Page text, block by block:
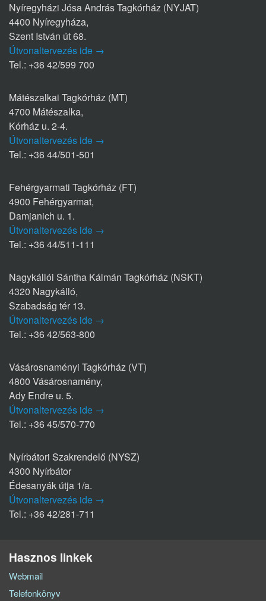
Nyíregyházi Jósa András Tagkórház (NYJAT)
4400 Nyíregyháza,
Szent István út 68.
Útvonaltervezés ide →
Tel.: +36 42/599 700
Mátészalkai Tagkórház (MT)
4700 Mátészalka,
Kórház u. 2-4.
Útvonaltervezés ide →
Tel.: +36 44/501-501
Fehérgyarmati Tagkórház (FT)
4900 Fehérgyarmat,
Damjanich u. 1.
Útvonaltervezés ide →
Tel.: +36 44/511-111
Nagykállói Sántha Kálmán Tagkórház (NSKT)
4320 Nagykálló,
Szabadság tér 13.
Útvonaltervezés ide →
Tel.: +36 42/563-800
Vásárosnaményi Tagkórház (VT)
4800 Vásárosnamény,
Ady Endre u. 5.
Útvonaltervezés ide →
Tel.: +36 45/570-770
Nyírbátori Szakrendelő (NYSZ)
4300 Nyírbátor
Édesanyák útja 1/a.
Útvonaltervezés ide →
Tel.: +36 42/281-711
Hasznos linkek
Webmail
Telefonkönyv